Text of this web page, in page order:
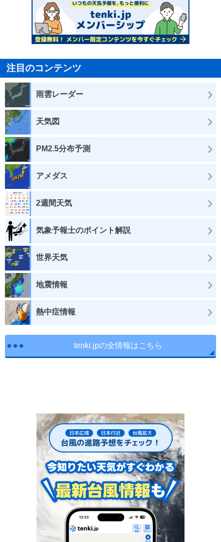
注目のコンテンツ
雨雲レーダー
天気図
PM2.5分布予測
アメダス
2週間天気
気象予報士のポイント解説
世界天気
地震情報
熱中症情報
tenki.jpの全情報はこちら